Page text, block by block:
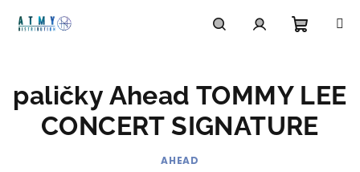
košík
paličky Ahead TOMMY LEE
CONCERT SIGNATURE
AHEAD